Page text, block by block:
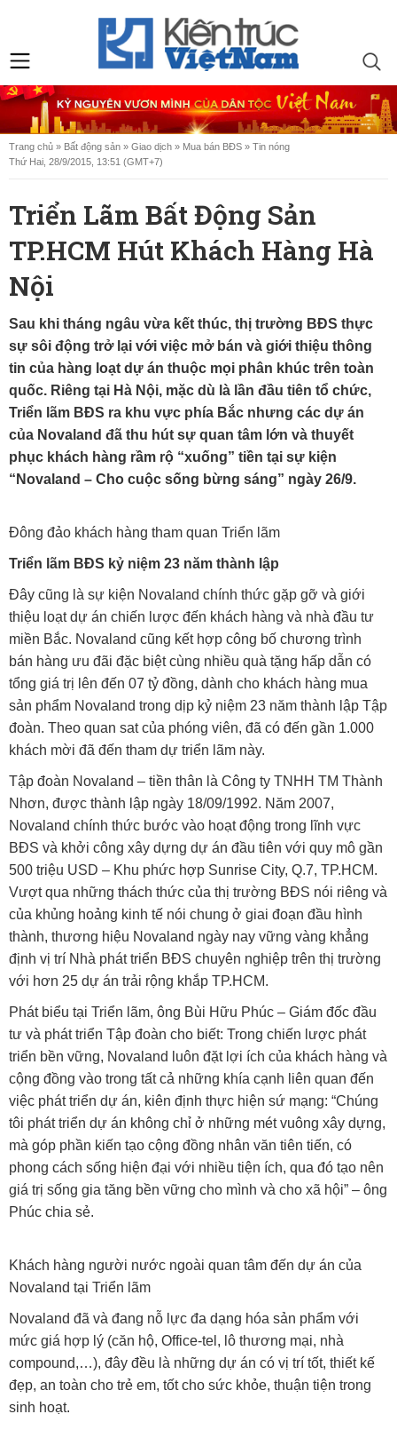
Trang chủ » Bất động sản » Giao dịch » Mua bán BĐS » Tin nóng
Thứ Hai, 28/9/2015, 13:51 (GMT+7)
Triển Lãm Bất Động Sản
TP.HCM Hút Khách Hàng Hà
Nội
Sau khi tháng ngâu vừa kết thúc, thị trường BĐS thực
sự sôi động trở lại với việc mở bán và giới thiệu thông
tin của hàng loạt dự án thuộc mọi phân khúc trên toàn
quốc. Riêng tại Hà Nội, mặc dù là lần đầu tiên tổ chức,
Triển lãm BĐS ra khu vực phía Bắc nhưng các dự án
của Novaland đã thu hút sự quan tâm lớn và thuyết
phục khách hàng rầm rộ “xuống” tiền tại sự kiện
“Novaland – Cho cuộc sống bừng sáng” ngày 26/9.
Đông đảo khách hàng tham quan Triển lãm
Triển lãm BĐS kỷ niệm 23 năm thành lập
Đây cũng là sự kiện Novaland chính thức gặp gỡ và giới
thiệu loạt dự án chiến lược đến khách hàng và nhà đầu tư
miền Bắc. Novaland cũng kết hợp công bố chương trình
bán hàng ưu đãi đặc biệt cùng nhiều quà tặng hấp dẫn có
tổng giá trị lên đến 07 tỷ đồng, dành cho khách hàng mua
sản phẩm Novaland trong dịp kỷ niệm 23 năm thành lập Tập
đoàn. Theo quan sat của phóng viên, đã có đến gần 1.000
khách mời đã đến tham dự triển lãm này.
Tập đoàn Novaland – tiền thân là Công ty TNHH TM Thành
Nhơn, được thành lập ngày 18/09/1992. Năm 2007,
Novaland chính thức bước vào hoạt động trong lĩnh vực
BĐS và khởi công xây dựng dự án đầu tiên với quy mô gần
500 triệu USD – Khu phức hợp Sunrise City, Q.7, TP.HCM.
Vượt qua những thách thức của thị trường BĐS nói riêng và
của khủng hoảng kinh tế nói chung ở giai đoạn đầu hình
thành, thương hiệu Novaland ngày nay vững vàng khẳng
định vị trí Nhà phát triển BĐS chuyên nghiệp trên thị trường
với hơn 25 dự án trải rộng khắp TP.HCM.
Phát biểu tại Triển lãm, ông Bùi Hữu Phúc – Giám đốc đầu
tư và phát triển Tập đoàn cho biết: Trong chiến lược phát
triển bền vững, Novaland luôn đặt lợi ích của khách hàng và
cộng đồng vào trong tất cả những khía cạnh liên quan đến
việc phát triển dự án, kiên định thực hiện sứ mạng: “Chúng
tôi phát triển dự án không chỉ ở những mét vuông xây dựng,
mà góp phần kiến tạo cộng đồng nhân văn tiên tiến, có
phong cách sống hiện đại với nhiều tiện ích, qua đó tạo nên
giá trị sống gia tăng bền vững cho mình và cho xã hội” – ông
Phúc chia sẻ.
Khách hàng người nước ngoài quan tâm đến dự án của
Novaland tại Triển lãm
Novaland đã và đang nỗ lực đa dạng hóa sản phẩm với
mức giá hợp lý (căn hộ, Office-tel, lô thương mại, nhà
compound,…), đây đều là những dự án có vị trí tốt, thiết kế
đẹp, an toàn cho trẻ em, tốt cho sức khỏe, thuận tiện trong
sinh hoạt.